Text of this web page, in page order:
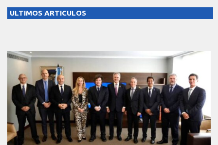
ULTIMOS ARTICULOS